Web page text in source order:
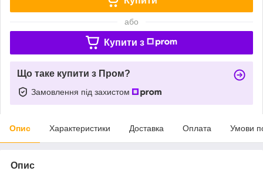
або
Купити з
Що таке купити з Пром?
Замовлення під захистом
Опис Характеристики Доставка Оплата Умови
Опис